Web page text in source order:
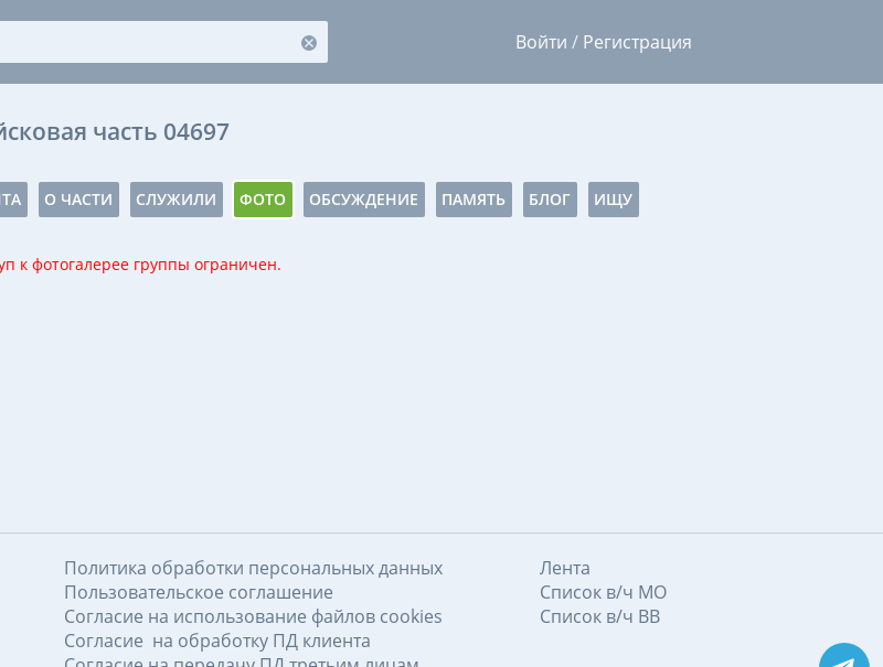
Войти / Регистрация
часть 04697
О ЧАСТИ СЛУЖИЛИ ФОТО ОБСУЖДЕНИЕ ПАМЯТЬ БЛОГ ИЩУ
к фотогалерее группы ограничен.
Политика обработки персональных данных
Пользовательское соглашение
Согласие на использование файлов cookies
Согласие на обработку ПД клиента
Лента
Список в/ч МО
Список в/ч ВВ